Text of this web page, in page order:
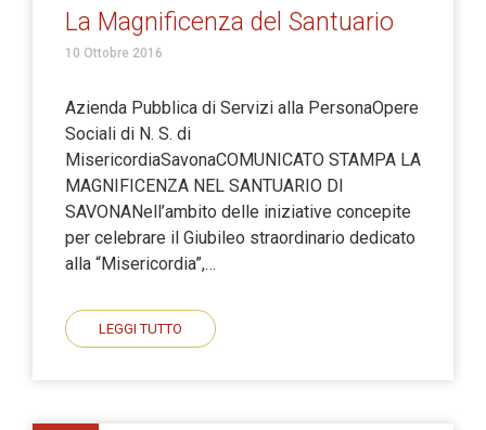
La Magnificenza del Santuario
10 Ottobre 2016
Azienda Pubblica di Servizi alla PersonaOpere
Sociali di N. S. di
MisericordiaSavonaCOMUNICATO STAMPA LA
MAGNIFICENZA NEL SANTUARIO DI
SAVONANell’ambito delle iniziative concepite
per celebrare il Giubileo straordinario dedicato
alla “Misericordia”,…
LEGGI TUTTO